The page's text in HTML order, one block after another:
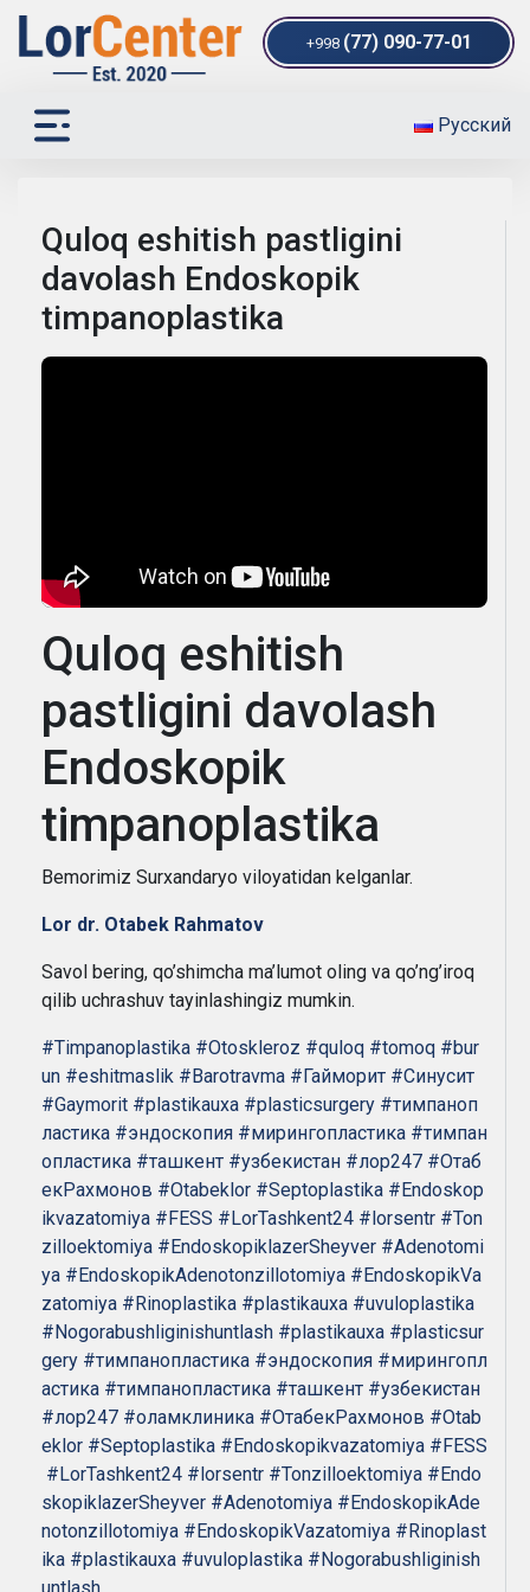
+998 (77) 090-77-01
Русский
Quloq eshitish pastligini
davolash Endoskopik
timpanoplastika
Quloq eshitish
pastligini davolash
Endoskopik
timpanoplastika
Bemorimiz Surxandaryo viloyatidan kelganlar.
Lor dr. Otabek Rahmatov
Savol bering, qo’shimcha ma’lumot oling va qo’ng’iroq
qilib uchrashuv tayinlashingiz mumkin.
#Timpanoplastika #Otoskleroz #quloq #tomoq #bur
un #eshitmaslik #Barotravma #Гайморит #Синусит
#Gaymorit #plastikauxa #plasticsurgery #тимпаноп
ластика #эндоскопия #мирингопластика #тимпан
опластика #ташкент #узбекистан #лор247 #Отаб
екРахмонов #Otabeklor #Septoplastika #Endoskop
ikvazatomiya #FESS #LorTashkent24 #lorsentr #Ton
zilloektomiya #EndoskopiklazerSheyver #Adenotomi
ya #EndoskopikAdenotonzillotomiya #EndoskopikVa
zatomiya #Rinoplastika #plastikauxa #uvuloplastika
#Nogorabushliginishuntlash #plastikauxa #plasticsur
gery #тимпанопластика #эндоскопия #мирингопл
астика #тимпанопластика #ташкент #узбекистан
#лор247 #оламклиника #ОтабекРахмонов #Otab
eklor #Septoplastika #Endoskopikvazatomiya #FESS
#LorTashkent24 #lorsentr #Tonzilloektomiya #Endo
skopiklazerSheyver #Adenotomiya #EndoskopikAde
notonzillotomiya #EndoskopikVazatomiya #Rinoplast
ika #plastikauxa #uvuloplastika #Nogorabushliginish